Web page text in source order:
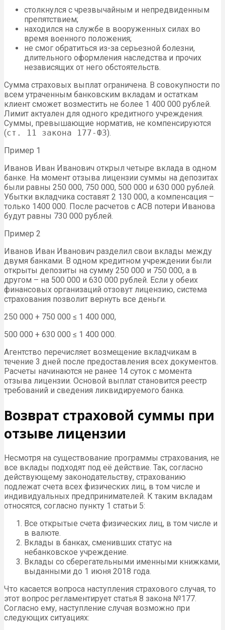
столкнулся с чрезвычайным и непредвиденным
препятствием;
находился на службе в вооруженных силах во
время военного положения;
не смог обратиться из-за серьезной болезни,
длительного оформления наследства и прочих
независящих от него обстоятельств.
Сумма страховых выплат ограничена. В совокупности по
всем утраченным банковским вкладам и остаткам
клиент сможет возместить не более 1 400 000 рублей.
Лимит актуален для одного кредитного учреждения.
Суммы, превышающие норматив, не компенсируются
(ст. 11 закона 177-ФЗ).
Пример 1
Иванов Иван Иванович открыл четыре вклада в одном
банке. На момент отзыва лицензии суммы на депозитах
были равны 250 000, 750 000, 500 000 и 630 000 рублей.
Убытки вкладчика составят 2 130 000, а компенсация –
только 1400 000. После расчетов с АСВ потери Иванова
будут равны 730 000 рублей.
Пример 2
Иванов Иван Иванович разделил свои вклады между
двумя банками. В одном кредитном учреждении были
открыты депозиты на сумму 250 000 и 750 000, а в
другом – на 500 000 и 630 000 рублей. Если у обеих
финансовых организаций отзовут лицензию, система
страхования позволит вернуть все деньги.
250 000 + 750 000 ≤ 1 400 000,
500 000 + 630 000 ≤ 1 400 000.
Агентство перечисляет возмещение вкладчикам в
течение 3 дней после предоставления всех документов.
Расчеты начинаются не ранее 14 суток с момента
отзыва лицензии. Основой выплат становится реестр
требований и сведения ликвидируемого банка.
Возврат страховой суммы при
отзыве лицензии
Несмотря на существование программы страхования, не
все вклады подходят под её действие. Так, согласно
действующему законодательству, страхованию
подлежат счета всех физических лиц, в том числе и
индивидуальных предпринимателей. К таким вкладам
относятся, согласно пункту 1 статьи 5:
Все открытые счета физических лиц, в том числе и
в валюте.
Вклады в банках, сменивших статус на
небанковское учреждение.
Вклады со сберегательными именными книжками,
выданными до 1 июня 2018 года.
Что касается вопроса наступления страхового случая, то
этот вопрос регламентирует статья 8 закона №177.
Согласно ему, наступление случая возможно при
следующих ситуациях: